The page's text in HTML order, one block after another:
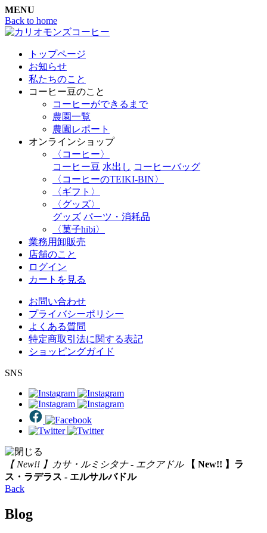
MENU
Back to home
トップページ
お知らせ
私たちのこと
コーヒー豆のこと
コーヒーができるまで
農園一覧
農園レポート
オンラインショップ
〈コーヒー〉
コーヒー豆 水出し コーヒーバッグ
〈コーヒーのTEIKI-BIN〉
〈ギフト〉
〈グッズ〉
グッズ パーツ・消耗品
〈菓子hibi〉
業務用卸販売
店舗のこと
ログイン
カートを見る
お問い合わせ
プライバシーポリシー
よくある質問
特定商取引法に関する表記
ショッピングガイド
SNS
【 New!! 】カサ・ルミシタナ - エクアドル
【 New!! 】ラ
ス・ラデラス - エルサルバドル
Back
Blog